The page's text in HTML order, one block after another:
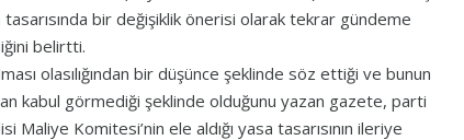
bir değişiklik önerisi olarak tekrar gündeme
belirtti.
olasılığından bir düşünce şeklinde söz ettiği ve bunun
kabul görmediği şeklinde olduğunu yazan gazete, parti
Maliye Komitesi’nin ele aldığı yasa tasarısının ileriye